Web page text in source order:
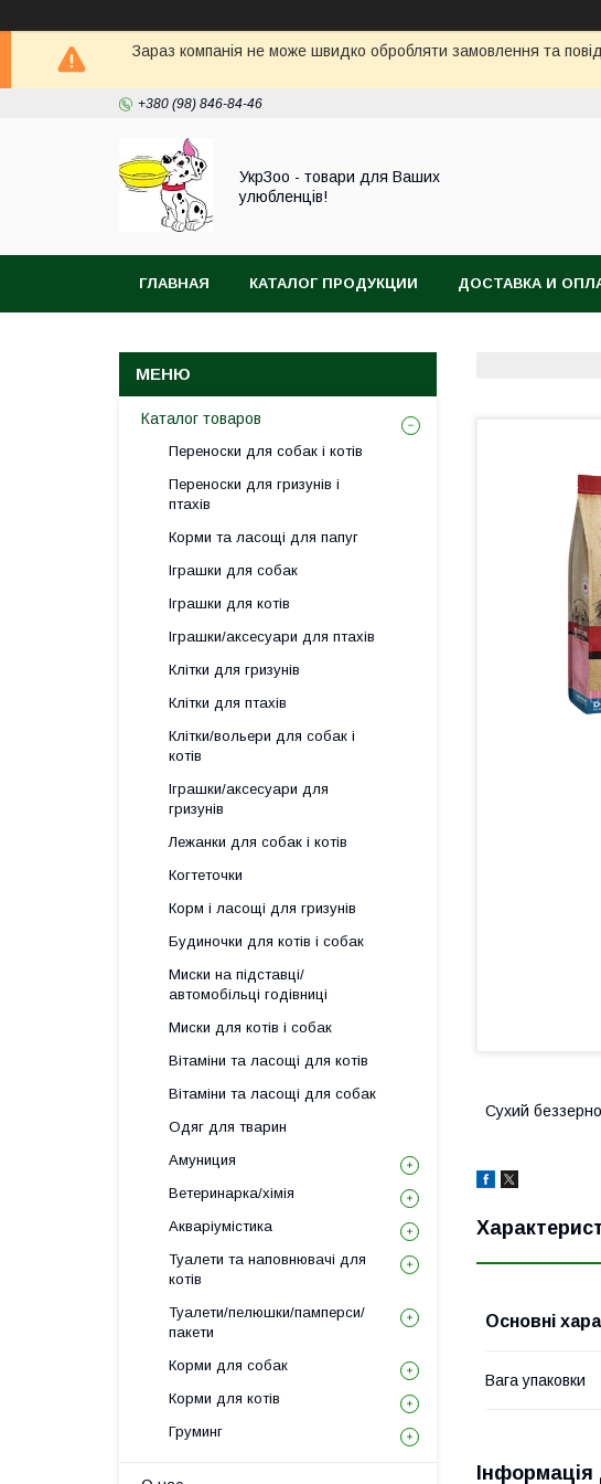
Зараз компанія не може швидко обробляти замовлення та
+380 (98) 846-84-46
УкрЗоо - товари для Ваших
улюбленців!
ГЛАВНАЯ КАТАЛОГ ПРОДУКЦИИ ДОСТАВКА И
Сухий
Основні
Вага упаковки
Каталог товаров
Переноски для собак і котів
Переноски для гризунів і
птахів
Корми та ласощі для папуг
Іграшки для собак
Іграшки для котів
Іграшки/аксесуари для птахів
Клітки для гризунів
Клітки для птахів
Клітки/вольери для собак і
котів
Іграшки/аксесуари для
гризунів
Лежанки для собак і котів
Когтеточки
Корм і ласощі для гризунів
Будиночки для котів і собак
Миски на підставці/
автомобільці годівниці
Миски для котів і собак
Вітаміни та ласощі для котів
Вітаміни та ласощі для собак
Одяг для тварин
Амуниция
Ветеринарка/хімія
Акваріумістика
Туалети та наповнювачі для
котів
Туалети/пелюшки/памперси/
пакети
Корми для собак
Корми для котів
Груминг